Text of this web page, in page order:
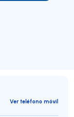
Ver teléfono móvil